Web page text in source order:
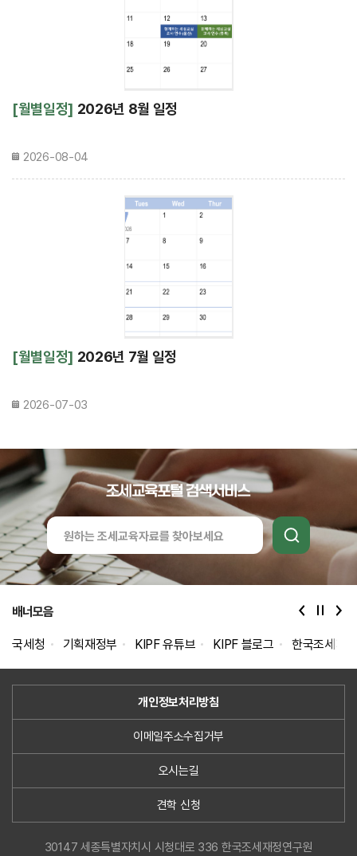
[월별일정] 2026년 8월 일정
2026-08-04
[월별일정] 2026년 7월 일정
2026-07-03
통합검색
국세청 기획재정부 KIPF 유튜브 KIPF 블로그 한국조세재
배너모음
개인정보처리방침
이메일주소수집거부
오시는길
견학 신청
30147 세종특별자치시 시청대로 336 한국조세재정연구원